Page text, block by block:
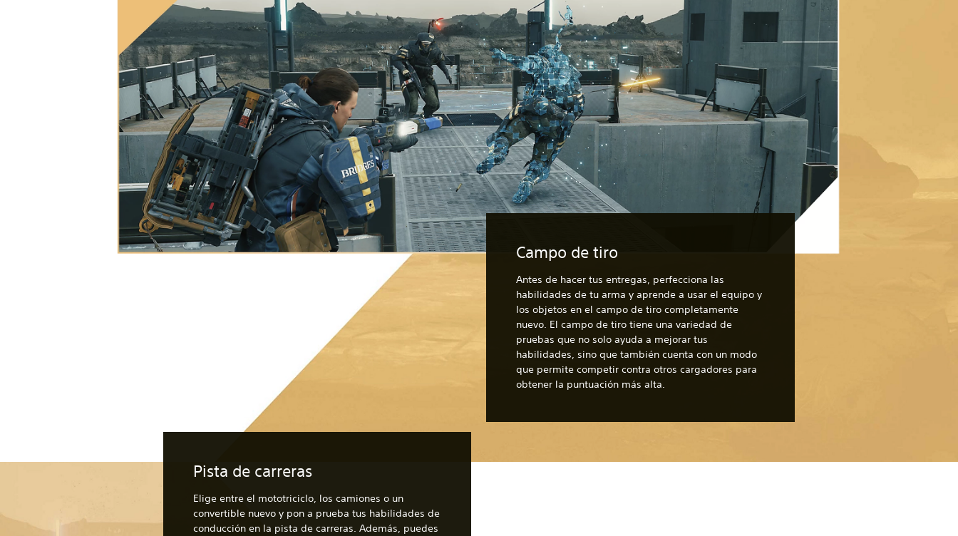
Campo de tiro
Antes de hacer tus entregas, perfecciona las
habilidades de tu arma y aprende a usar el equipo y
los objetos en el campo de tiro completamente
nuevo. El campo de tiro tiene una variedad de
pruebas que no solo ayuda a mejorar tus
habilidades, sino que también cuenta con un modo
que permite competir contra otros cargadores para
obtener la puntuación más alta.
Pista de carreras
Elige entre el mototriciclo, los camiones o un
convertible nuevo y pon a prueba tus habilidades de
conducción en la pista de carreras. Además, puedes